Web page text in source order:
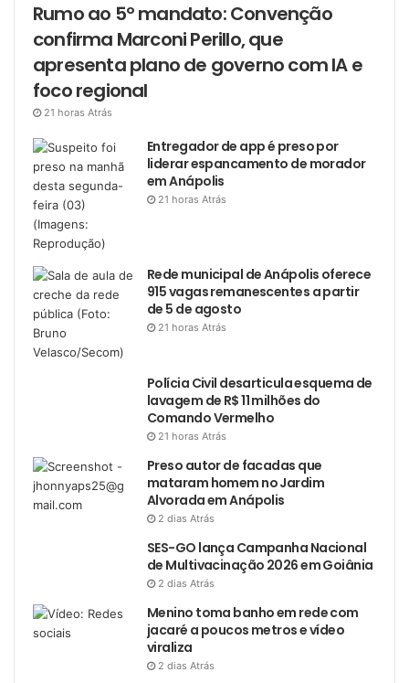
Rumo ao 5º mandato: Convenção
confirma Marconi Perillo, que
apresenta plano de governo com IA e
foco regional
21 horas Atrás
Entregador de app é preso por
liderar espancamento de morador
em Anápolis
21 horas Atrás
Rede municipal de Anápolis oferece
915 vagas remanescentes a partir
de 5 de agosto
21 horas Atrás
Polícia Civil desarticula esquema de
lavagem de R$ 11 milhões do
Comando Vermelho
21 horas Atrás
Preso autor de facadas que
mataram homem no Jardim
Alvorada em Anápolis
2 dias Atrás
SES-GO lança Campanha Nacional
de Multivacinação 2026 em Goiânia
2 dias Atrás
Menino toma banho em rede com
jacaré a poucos metros e vídeo
viraliza
2 dias Atrás